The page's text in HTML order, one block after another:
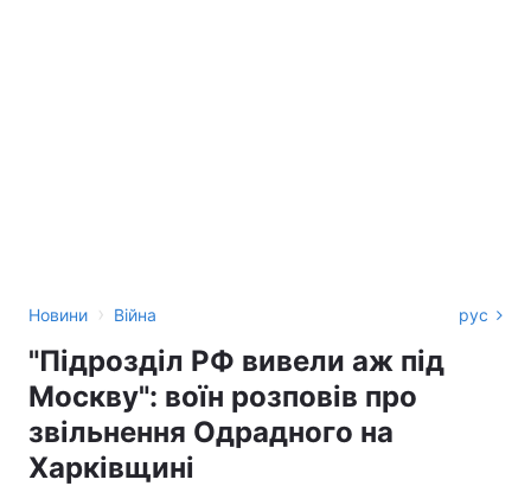
Новини › Війна рус
"Підрозділ РФ вивели аж під
Москву": воїн розповів про
звільнення Одрадного на
Харківщині